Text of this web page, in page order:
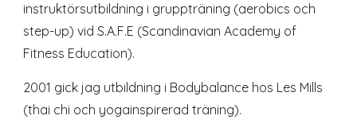
instruktörsutbildning i gruppträning (aerobics och
step-up) vid S.A.F.E (Scandinavian Academy of
Fitness Education).
2001 gick jag utbildning i Bodybalance hos Les Mills
(thai chi och yogainspirerad träning).